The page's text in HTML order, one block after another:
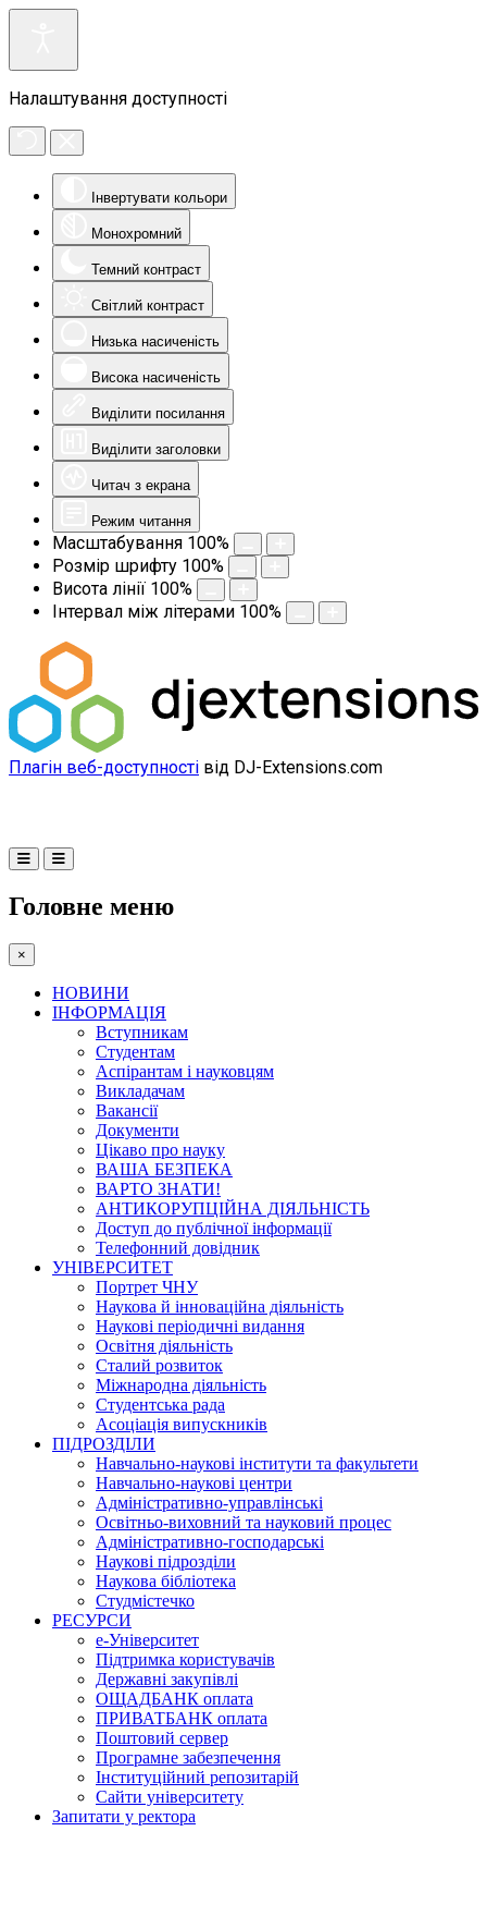
Налаштування доступності
Інвертувати кольори
Монохромний
Темний контраст
Світлий контраст
Низька насиченість
Висока насиченість
Виділити посилання
Виділити заголовки
Читач з екрана
Режим читання
Масштабування 100%
Розмір шрифту 100%
Висота лінії 100%
Інтервал між літерами 100%
Плагін веб-доступності від DJ-Extensions.com
Головне меню
×
НОВИНИ
ІНФОРМАЦІЯ
Вступникам
Студентам
Аспірантам і науковцям
Викладачам
Вакансії
Документи
Цікаво про науку
ВАША БЕЗПЕКА
ВАРТО ЗНАТИ!
АНТИКОРУПЦІЙНА ДІЯЛЬНІСТЬ
Доступ до публічної інформації
Телефонний довідник
УНІВЕРСИТЕТ
Портрет ЧНУ
Наукова й інноваційна діяльність
Наукові періодичні видання
Освітня діяльність
Сталий розвиток
Міжнародна діяльність
Студентська рада
Асоціація випускників
ПІДРОЗДІЛИ
Навчально-наукові інститути та факультети
Навчально-наукові центри
Адміністративно-управлінські
Освітньо-виховний та науковий процес
Адміністративно-господарські
Наукові підрозділи
Наукова бібліотека
Студмістечко
РЕСУРСИ
е-Університет
Підтримка користувачів
Державні закупівлі
ОЩАДБАНК оплата
ПРИВАТБАНК оплата
Поштовий сервер
Програмне забезпечення
Інституційний репозитарій
Сайти університету
Запитати у ректора